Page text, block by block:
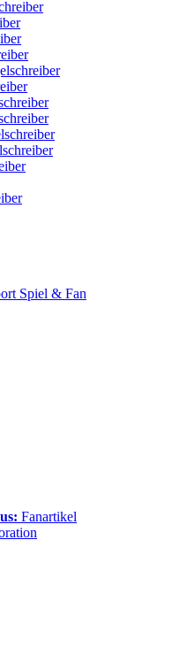
Spiel & Fan
Fanartikel